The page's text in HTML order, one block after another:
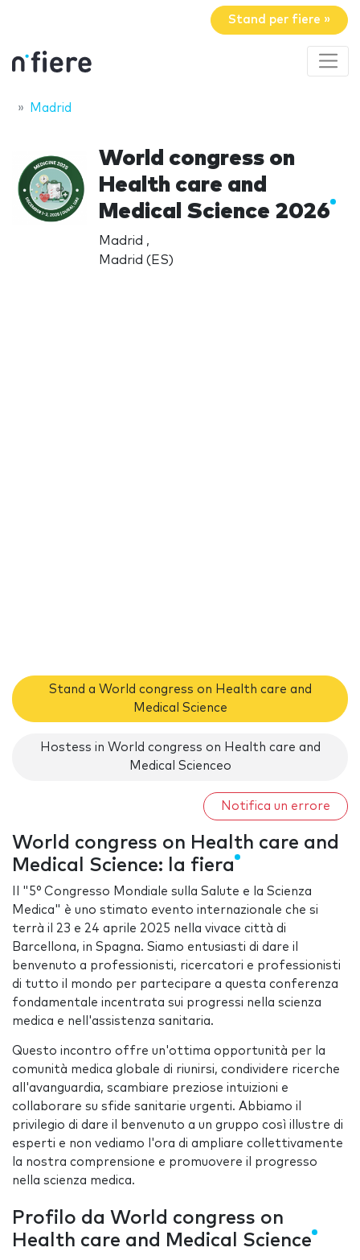
Stand per fiere »
Madrid
World congress on
Health care and
Medical Science 2026
Madrid ,
Madrid (ES)
Stand a World congress on Health care and
Medical Science
Hostess in World congress on Health care and
Medical Scienceo
Notifica un errore
World congress on Health care and
Medical Science: la fiera
Il "5° Congresso Mondiale sulla Salute e la Scienza
Medica" è uno stimato evento internazionale che si
terrà il 23 e 24 aprile 2025 nella vivace città di
Barcellona, in Spagna. Siamo entusiasti di dare il
benvenuto a professionisti, ricercatori e professionisti
di tutto il mondo per partecipare a questa conferenza
fondamentale incentrata sui progressi nella scienza
medica e nell'assistenza sanitaria.
Questo incontro offre un'ottima opportunità per la
comunità medica globale di riunirsi, condividere ricerche
all'avanguardia, scambiare preziose intuizioni e
collaborare su sfide sanitarie urgenti. Abbiamo il
privilegio di dare il benvenuto a un gruppo così illustre di
esperti e non vediamo l'ora di ampliare collettivamente
la nostra comprensione e promuovere il progresso
nella scienza medica.
Profilo da World congress on
Health care and Medical Science